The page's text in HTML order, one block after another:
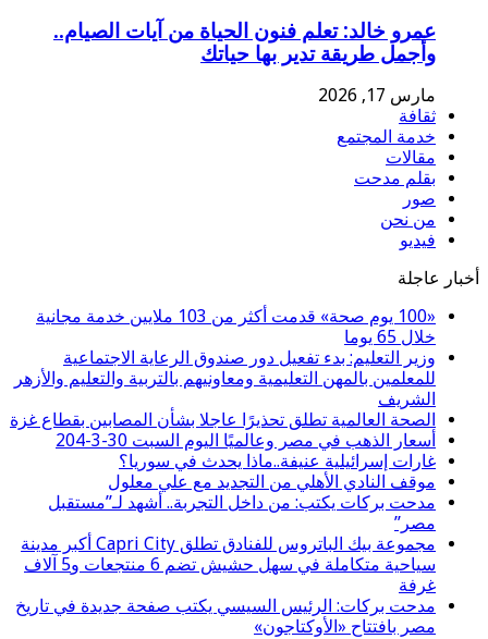
عمرو خالد: تعلم فنون الحياة من آيات الصيام..
وأجمل طريقة تدير بها حياتك
مارس 17, 2026
ثقافة
خدمة المجتمع
مقالات
بقلم مدحت
صور
من نحن
فيديو
أخبار عاجلة
«100 يوم صحة» قدمت أكثر من 103 ملايين خدمة مجانية
خلال 65 يوما
وزير التعليم: بدء تفعيل دور صندوق الرعاية الاجتماعية
للمعلمين بالمهن التعليمية ومعاونيهم بالتربية والتعليم والأزهر
الشريف
الصحة العالمية تطلق تحذيرًا عاجلا بشأن المصابين بقطاع غزة
أسعار الذهب في مصر وعالميًا اليوم السبت 30-3-204
غارات إسرائيلية عنيفة..ماذا يحدث في سوريا؟
موقف النادي الأهلي من التجديد مع علي معلول
مدحت بركات يكتب: من داخل التجربة.. أشهد لـ”مستقبل
مصر”
مجموعة بيك الباتروس للفنادق تطلق Capri City أكبر مدينة
سياحية متكاملة في سهل حشيش تضم 6 منتجعات و5 آلاف
غرفة
مدحت بركات: الرئيس السيسي يكتب صفحة جديدة في تاريخ
مصر بافتتاح «الأوكتاجون»